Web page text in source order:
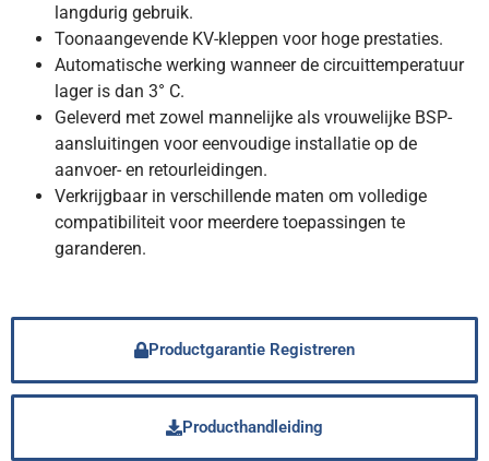
langdurig gebruik.
Toonaangevende KV-kleppen voor hoge prestaties.
Automatische werking wanneer de circuittemperatuur
lager is dan 3° C.
Geleverd met zowel mannelijke als vrouwelijke BSP-
aansluitingen voor eenvoudige installatie op de
aanvoer- en retourleidingen.
Verkrijgbaar in verschillende maten om volledige
compatibiliteit voor meerdere toepassingen te
garanderen.
Productgarantie Registreren
Producthandleiding